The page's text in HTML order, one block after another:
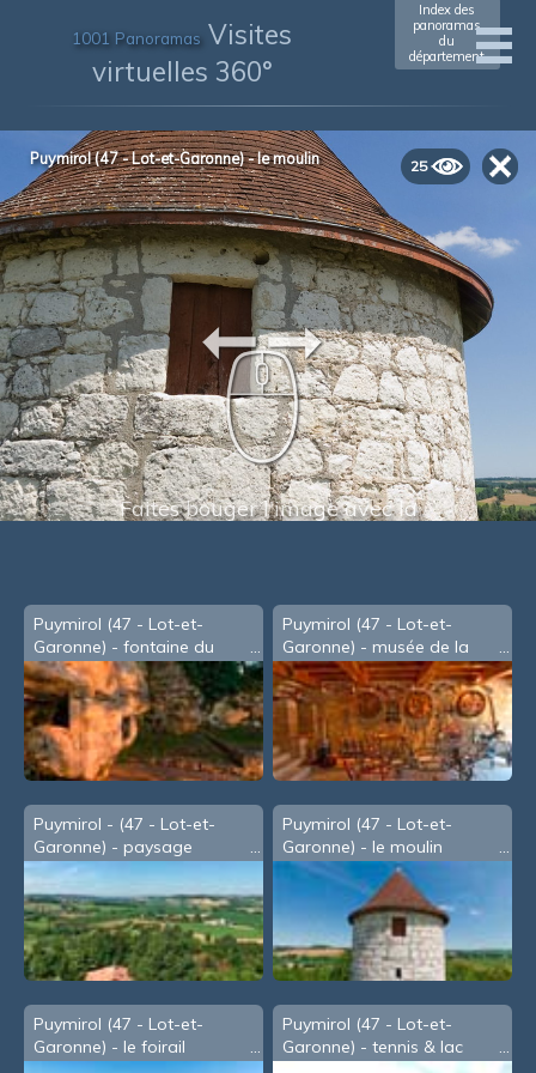
1001 Panoramas Visites
virtuelles 360°
Index des
panoramas
du
département
25
Puymirol (47 - Lot-et-Garonne) - le moulin
Faites bouger l'image avec la
Puymirol (47 - Lot-et-
Garonne) - fontaine du
Rajol
Puymirol (47 - Lot-et-
Garonne) - musée de la
vigne
Puymirol - (47 - Lot-et-
Garonne) - paysage
Puymirol (47 - Lot-et-
Garonne) - le moulin
Puymirol (47 - Lot-et-
Garonne) - le foirail
Puymirol (47 - Lot-et-
Garonne) - tennis & lac